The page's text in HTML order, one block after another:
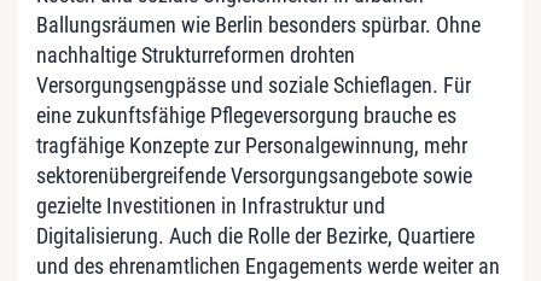
Ballungsräumen wie Berlin besonders spürbar. Ohne
nachhaltige Strukturreformen drohten
Versorgungsengpässe und soziale Schieflagen. Für
eine zukunftsfähige Pflegeversorgung brauche es
tragfähige Konzepte zur Personalgewinnung, mehr
sektorenübergreifende Versorgungsangebote sowie
gezielte Investitionen in Infrastruktur und
Digitalisierung. Auch die Rolle der Bezirke, Quartiere
und des ehrenamtlichen Engagements werde weiter an